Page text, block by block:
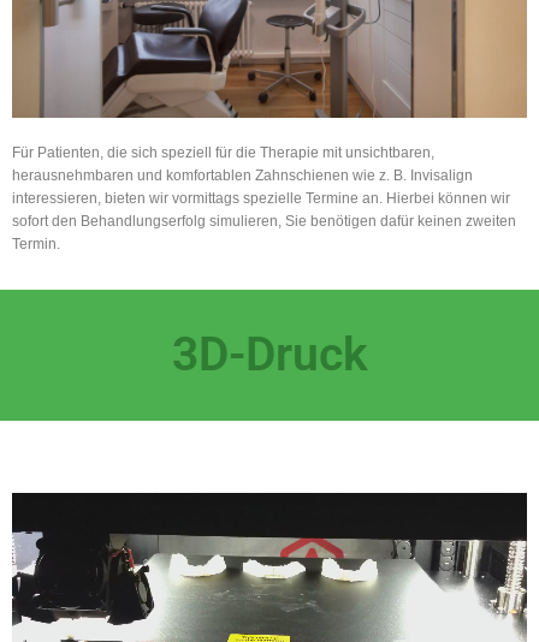
Für Patienten, die sich speziell für die Therapie mit unsichtbaren,
herausnehmbaren und komfortablen Zahnschienen wie z. B. Invisalign
interessieren, bieten wir vormittags spezielle Termine an. Hierbei können wir
sofort den Behandlungserfolg simulieren, Sie benötigen dafür keinen zweiten
Termin.
3D-Druck